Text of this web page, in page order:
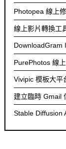
Photopea 線上
線上影片轉換工
DownloadGram
PurePhotos 線
Vivipic 模板大平
建立臨時 Gmail
Stable Diffusion